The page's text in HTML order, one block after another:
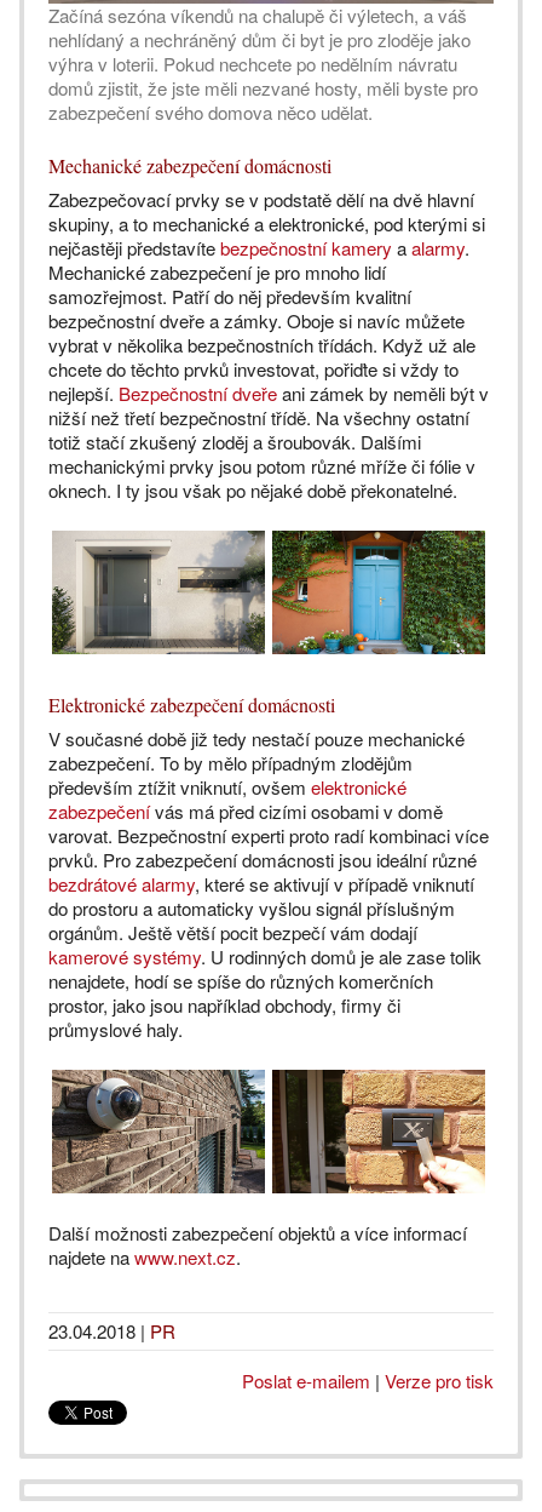
Začíná sezóna víkendů na chalupě či výletech, a váš
nehlídaný a nechráněný dům či byt je pro zloděje jako
výhra v loterii. Pokud nechcete po nedělním návratu
domů zjistit, že jste měli nezvané hosty, měli byste pro
zabezpečení svého domova něco udělat.
Mechanické zabezpečení domácnosti
Zabezpečovací prvky se v podstatě dělí na dvě hlavní
skupiny, a to mechanické a elektronické, pod kterými si
nejčastěji představítebezpečnostní kamery aalarmy.
Mechanické zabezpečení je pro mnoho lidí
samozřejmost. Patří do něj především kvalitní
bezpečnostní dveře a zámky. Oboje si navíc můžete
vybrat v několika bezpečnostních třídách. Když už ale
chcete do těchto prvků investovat, pořiďte si vždy to
nejlepší. Bezpečnostní dveřeani zámek by neměli být v
nižší než třetí bezpečnostní třídě. Na všechny ostatní
totiž stačí zkušený zloděj a šroubovák. Dalšími
mechanickými prvky jsou potom různé mříže či fólie v
oknech. I ty jsou však po nějaké době překonatelné.
Elektronické zabezpečení domácnosti
V současné době již tedy nestačí pouze mechanické
zabezpečení. To by mělo případným zlodějům
především ztížit vniknutí, ovšem elektronické
zabezpečenívás má před cizími osobami v domě
varovat. Bezpečnostní experti proto radí kombinaci více
prvků. Pro zabezpečení domácnosti jsou ideální různé
bezdrátové alarmy, které se aktivují v případě vniknutí
do prostoru a automaticky vyšlou signál příslušným
orgánům. Ještě větší pocit bezpečí vám dodají
kamerové systémy. U rodinných domů je ale zase tolik
nenajdete, hodí se spíše do různých komerčních
prostor, jako jsou například obchody, firmy či
průmyslové haly.
Další možnosti zabezpečení objektů a více informací
najdete nawww.next.cz.
23.04.2018 | PR
Poslat e-mailem | Verze pro tisk